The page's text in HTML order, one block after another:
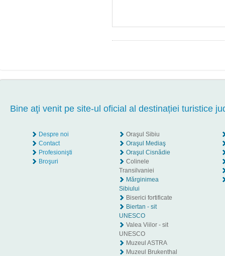
Bine aţi venit pe site-ul oficial al destinației turistice
Despre noi
Contact
Profesionişti
Broşuri
Oraşul Sibiu
Oraşul Mediaş
Oraşul Cisnădie
Colinele
Transilvaniei
Mărginimea
Sibiului
Biserici fortificate
Biertan - sit
UNESCO
Valea Viilor - sit
UNESCO
Muzeul ASTRA
Muzeul Brukenthal